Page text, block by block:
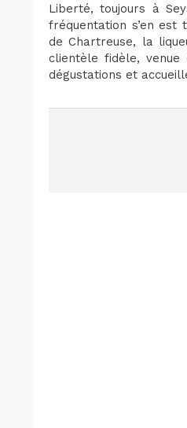
Liberté, toujours à
fréquentation s’en est
de Chartreuse, la
clientèle fidèle, venue
dégustations et